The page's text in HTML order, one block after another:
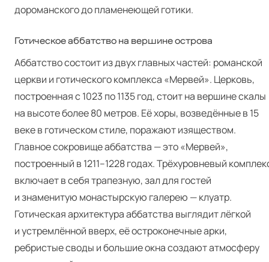
дороманского до пламенеющей готики.
Готическое аббатство на вершине острова
Аббатство состоит из двух главных частей: романской
церкви и готического комплекса «Мервей». Церковь,
построенная с 1023 по 1135 год, стоит на вершине скалы
на высоте более 80 метров. Её хоры, возведённые в 15
веке в готическом стиле, поражают изяществом.
Главное сокровище аббатства — это «Мервей»,
построенный в 1211–1228 годах. Трёхуровневый
включает в себя трапезную, зал для гостей
и знаменитую монастырскую галерею — клуатр.
Готическая архитектура аббатства выглядит лёгкой
и устремлённой вверх, её остроконечные арки,
ребристые своды и большие окна создают атмосферу